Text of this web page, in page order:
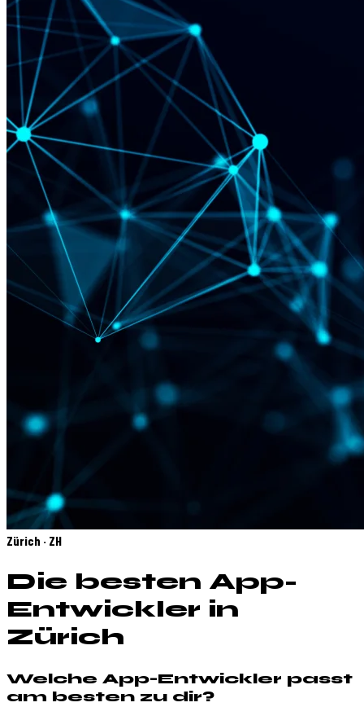
Zürich · ZH
Die besten App-
Entwickler in
Zürich
Welche App-Entwickler passt
am besten zu dir?